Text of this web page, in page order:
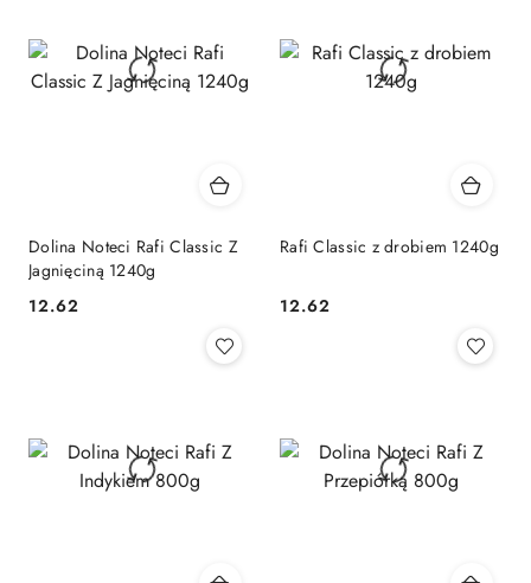
Dolina Noteci Rafi Classic Z
Jagnięciną 1240g
Cena:
12.62
Rafi Classic z drobiem 1240g
Cena:
12.62